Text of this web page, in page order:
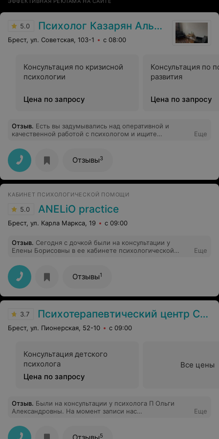
5.0 Психолог Казарян Альберт
Брест, ул. Советская, 103-1 с 08:00
Консультация по кризисной
психологии
Цена по запросу
Консультация по
развития
Цена по запросу
Отзыв. Есть вы задумывались над оперативной и
качественной работой с психологом и ищите
присмотреться к кандидатуре Альберта. В короткий
срок он помог мне найти ответы на многие важные
вопросы и совершить качественный скачок в своём
личностном росте. Человек талантливый и
вдохновлённый профессией, положительная оценка
Еще
Отзывы3
КАБИНЕТ ПСИХОЛОГИЧЕСКОЙ ПОМОЩИ
5.0 ANELiO practice
Брест, ул. Карла Маркса, 19 с 09:00
Отзыв. Сегодня с дочкой были на консультации у
Елены Борисовны в ее кабинете психологической
Доброжелательный, знающий психолог, расположила
к себе дочь, за полчаса смогла увидеть многие важные
моменты. Затем консультировала меня как маму. Я
получила "работающие" советы: как себя вести, как
строить контакт с дочерью, никаких осуждений и
всем родителям, которые хотят лучше понять своего
ребенка и почувствовать облегчение от того, что их
поняли и им помогли.
Еще
Отзывы1
3.7 Психотерапевтический центр Сергея Шиманского
Брест, ул. Пионерская, 52-10 с 09:00
Консультация детского
психолога
Цена по запросу
Все цены
Отзыв. Были на консультации у психолога П Ольги
Александровны. На момент записи нас
групповых занятий с детьми по коррекции поведения
по посильной нам стоимости 25р.(но не сказали с
Еще
5